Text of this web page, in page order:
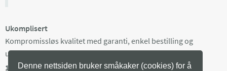
Ukomplisert
Kompromissløs kvalitet med garanti, enkel bestilling og
ukomplisert kundeservice.
100% norsk
Denne nettsiden bruker småkaker (cookies) for å